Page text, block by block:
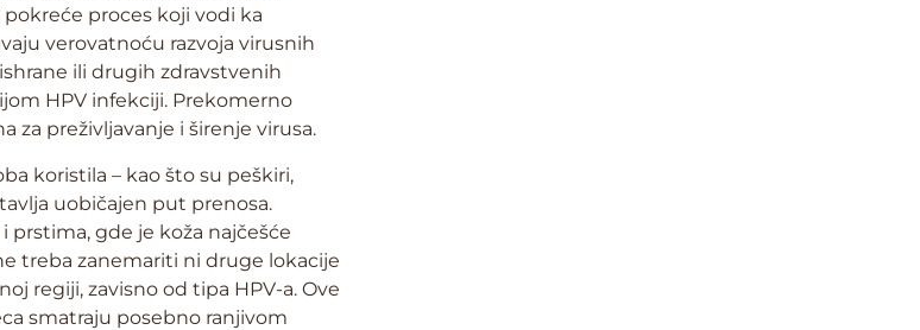
proces koji vodi ka
verovatnoću razvoja virusnih
ili drugih zdravstvenih
HPV infekciji. Prekomerno
za preživljavanje i širenje virusa.
koristila – kao što su peškiri,
uobičajen put prenosa.
prstima, gde je koža najčešće
treba zanemariti ni druge lokacije
regiji, zavisno od tipa HPV-a. Ove
smatraju posebno ranjivom